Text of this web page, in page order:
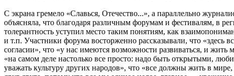
С экрана гремело «Славься, Отечество...», а параллельно
объясняла, что благодаря различным форумам и фестивалям, в
толерантность уступил место таким понятиям, как
и т.п. Участники форума восторженно рассказывали, что «здесь
согласии», что «у нас имеются возможности развиваться, и жить
«на самом деле настолько все просто: надо быть открытыми,
уважать культуру других народов», что «все должны жить в